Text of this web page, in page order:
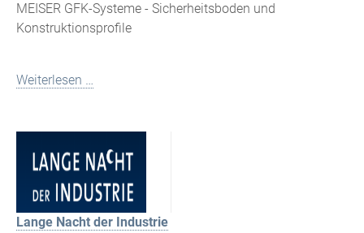
MEISER GFK-Systeme - Sicherheitsboden und
Konstruktionsprofile
Weiterlesen …
Lange Nacht der Industrie